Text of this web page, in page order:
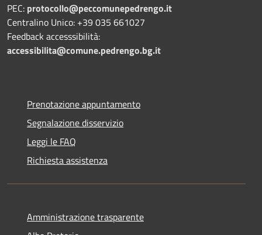
PEC: protocollo@peccomunepedrengo.it
Centralino Unico: +39 035 661027
Feedback accesssibilità:
accessibilita@comune.pedrengo.bg.it
Prenotazione appuntamento
Segnalazione disservizio
Leggi le FAQ
Richiesta assistenza
Amministrazione trasparente